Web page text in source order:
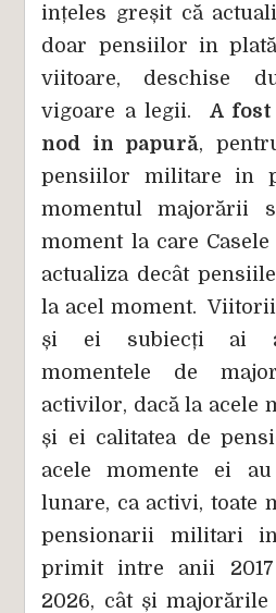
ințeles greșit că
doar pensiilor in
viitoare, deschise
vigoare a legii.A
nod in papură,
pensiilor militare in
momentul majorării
moment la care
actualiza decât
la acel moment.
și ei subiecți ai
momentele de
activilor, dacă la acele
și ei calitatea de
acele momente ei
lunare, ca activi, toate
pensionarii militari
primit intre anii
2026, cât și